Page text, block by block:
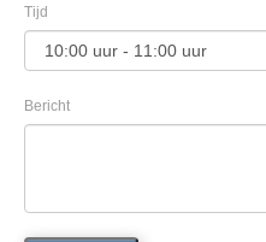
Tijd
Bericht